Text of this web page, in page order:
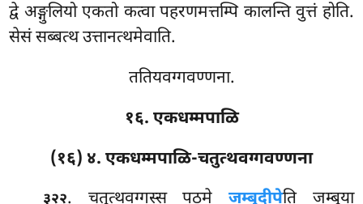
द्वे अङ्गुलियो एकतो कत्वा पहरणमत्तम्पि कालन्ति वुत्तं होति.
सेसं सब्बत्थ उत्तानत्थमेवाति.
ततियवग्गवण्णना.
१६. एकधम्मपाळि
(१६) ४. एकधम्मपाळि-चतुत्थवग्गवण्णना
३२२